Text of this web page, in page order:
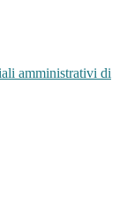
amministrativi di